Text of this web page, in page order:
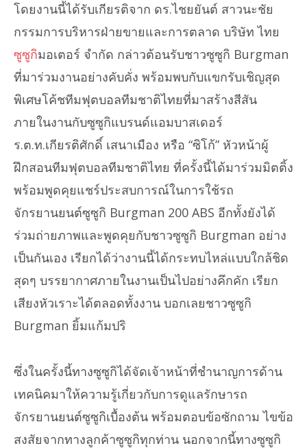
โดยงานนี้ได้รับเกียรติจาก ดร.ไชยยันต์ สาวนะชัย
กรรมการบริหารฝ่ายขายและการตลาด บริษัท ไทย
ซูซูกิมอเตอร์ จำกัด กล่าวต้อนรับชาวซูซูกิ Burgman
ที่มาร่วมงานอย่างคับคั่ง พร้อมพบกับแขกรับเชิญสุด
พิเศษโค้ชทีมฟุตบอลทีมชาติไทยที่มาสร้างสีสัน
ภายในงานกับซูซูกิแบรนด์แอมบาสเดอร์
ร.ต.ท.เกียรติศักดิ์ เสนาเมือง หรือ “ซิโก้” หัวหน้าผู้
ฝึกสอนทีมฟุตบอลทีมชาติไทย ที่ครั้งนี้ได้มาร่วมมิตติ้ง
พร้อมพูดคุยแชร์ประสบการณ์ในการใช้รถ
จักรยานยนต์ซูซูกิ Burgman 200 ABS อีกทั้งยังได้
ร่วมถ่ายภาพและพูดคุยกับชาวซูซูกิ Burgman อย่าง
เป็นกันเอง เรียกได้ว่างานนี้ได้กระทบไหล่แบบใกล้ชิด
สุดๆ บรรยากาศภายในงานเป็นไปอย่างคึกคัก เรียก
เสียงหัวเราะได้ตลอดทั้งงาน บอกเลยชาวซูซูกิ
Burgman ยิ้มแก้มปริ
ซึ่งในครั้งนี้ทางซูซูกิได้จัดเจ้าหน้าที่ชำนาญการด้าน
เทคนิคมาให้ความรู้เกี่ยวกับการดูแลรักษารถ
จักรยานยนต์ซูซูกิเบื้องต้น พร้อมตอบข้อซักถาม ไขข้อ
สงสัยจากทางลูกค้าซูซูกิทุกท่าน นอกจากนี้ทางซูซูกิ